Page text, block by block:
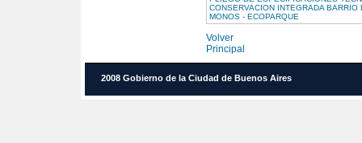
CONSERVACION INTEGRADA BARRIO
MONOS - ECOPARQUE
Volver
Principal
2008 Gobierno de la Ciudad de Buenos Aires